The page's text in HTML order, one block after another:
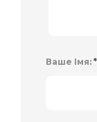
Ваше Імя: *